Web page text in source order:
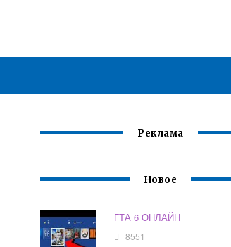
Реклама
Новое
ГТА 6 ОНЛАЙН
8551